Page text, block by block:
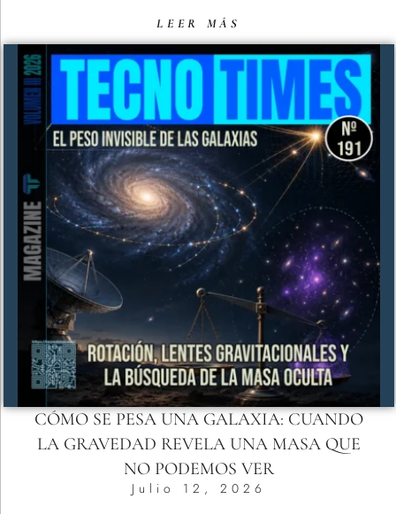
LEER MÁS
CÓMO SE PESA UNA GALAXIA: CUANDO
LA GRAVEDAD REVELA UNA MASA QUE
NO PODEMOS VER
Julio 12, 2026